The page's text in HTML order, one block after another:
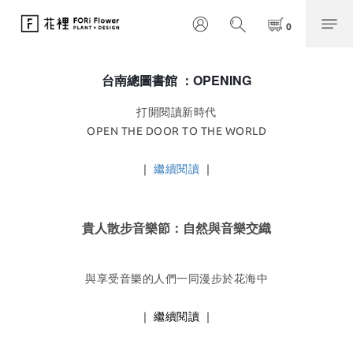
台南總圖書館 ：OPENING
打開閱讀新時代
OPEN THE DOOR TO THE WORLD
｜ 繼續閱讀 ｜
貴人散步音樂節：自然與音樂交織
與享受音樂的人們一同漫步於花海中
｜ 繼續閱讀 ｜